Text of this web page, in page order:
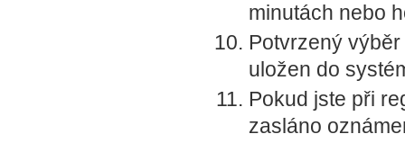
minutách nebo
Potvrzený
uložen do
Pokud jste při
zasláno